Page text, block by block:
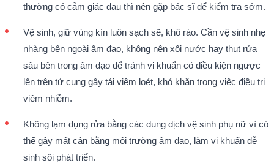
thường có cảm giác đau thì nên gặp bác sĩ để kiểm tra sớm.
Vệ sinh, giữ vùng kín luôn sạch sẽ, khô ráo. Cần vệ sinh nhẹ
nhàng bên ngoài âm đạo, không nên xối nước hay thụt rửa
sâu bên trong âm đạo để tránh vi khuẩn có điều kiện ngược
lên trên tử cung gây tái viêm loét, khó khăn trong việc điều trị
viêm nhiễm.
Không lạm dụng rửa bằng các dung dịch vệ sinh phụ nữ vì có
thể gây mất cân bằng môi trường âm đạo, làm vi khuẩn dễ
sinh sôi phát triển.